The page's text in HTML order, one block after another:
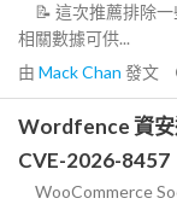
📝 這次推薦排除一
相關數據可供...
由 Mack Chan 發文
Wordfence 資安
CVE-2026-8457
WooCommerce